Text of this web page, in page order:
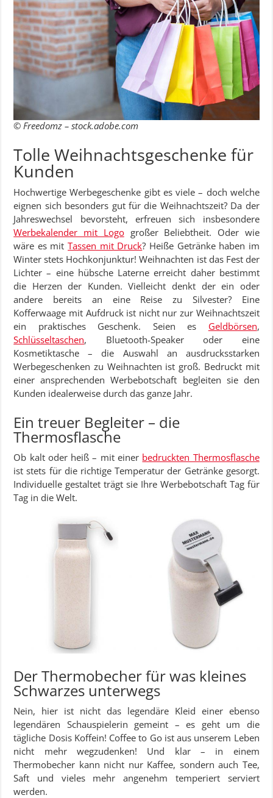
© Freedomz – stock.adobe.com
Tolle Weihnachtsgeschenke für
Kunden
Hochwertige Werbegeschenke gibt es viele – doch welche
eignen sich besonders gut für die Weihnachtszeit? Da der
Jahreswechsel bevorsteht, erfreuen sich insbesondere
Werbekalender mit Logogroßer Beliebtheit. Oder wie
wäre es mitTassen mit Druck? Heiße Getränke haben im
Winter stets Hochkonjunktur! Weihnachten ist das Fest der
Lichter – eine hübsche Laterne erreicht daher bestimmt
die Herzen der Kunden. Vielleicht denkt der ein oder
andere bereits an eine Reise zu Silvester? Eine
Kofferwaage mit Aufdruck ist nicht nur zur Weihnachtszeit
ein praktisches Geschenk. Seien es Geldbörsen,
Schlüsseltaschen, Bluetooth-Speaker oder eine
Kosmetiktasche – die Auswahl an ausdrucksstarken
Werbegeschenken zu Weihnachten ist groß. Bedruckt mit
einer ansprechenden Werbebotschaft begleiten sie den
Kunden idealerweise durch das ganze Jahr.
Ein treuer Begleiter – die
Thermosflasche
Ob kalt oder heiß – mit einer bedruckten Thermosflasche
ist stets für die richtige Temperatur der Getränke gesorgt.
Individuelle gestaltet trägt sie Ihre Werbebotschaft Tag für
Tag in die Welt.
Der Thermobecher für was kleines
Schwarzes unterwegs
Nein, hier ist nicht das legendäre Kleid einer ebenso
legendären Schauspielerin gemeint – es geht um die
tägliche Dosis Koffein! Coffee to Go ist aus unserem Leben
nicht mehr wegzudenken! Und klar – in einem
Thermobecher kann nicht nur Kaffee, sondern auch Tee,
Saft und vieles mehr angenehm temperiert serviert
werden.